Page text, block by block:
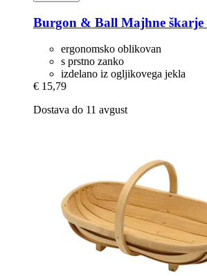
Burgon & Ball Majhne škarje
ergonomsko oblikovan
s prstno zanko
izdelano iz ogljikovega jekla
€ 15,79
Dostava do 11 avgust